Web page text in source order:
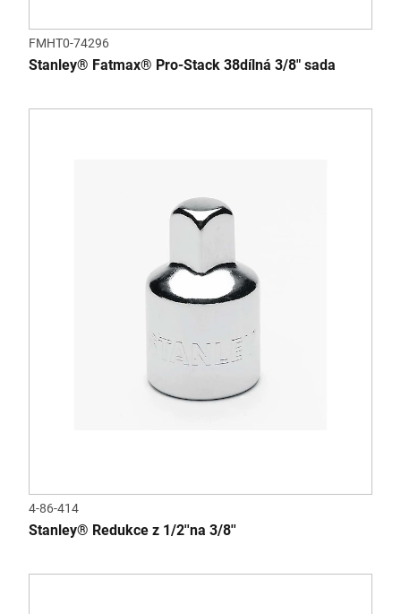
FMHT0-74296
Stanley® Fatmax® Pro-Stack 38dílná 3/8" sada
4-86-414
Stanley® Redukce z 1/2''na 3/8''